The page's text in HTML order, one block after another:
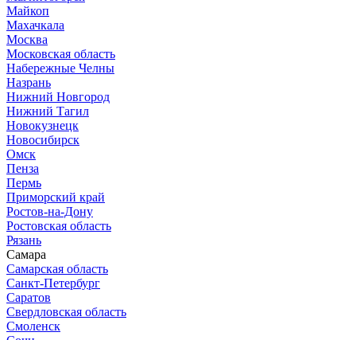
Майкоп
Махачкала
Москва
Московская область
Набережные Челны
Назрань
Нижний Новгород
Нижний Тагил
Новокузнецк
Новосибирск
Омск
Пенза
Пермь
Приморский край
Ростов-на-Дону
Ростовская область
Рязань
Самара
Самарская область
Санкт-Петербург
Саратов
Свердловская область
Смоленск